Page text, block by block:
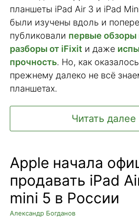
планшеты iPad Air 3 и iPad
были изучены вдоль и
публиковали первые обзоры
разборы от iFixit и даже
прочность. Но, как
прежнему далеко не всё
планшетах.
Читать далее
Apple начала
продавать iPad
mini 5 в России
Александр Богданов